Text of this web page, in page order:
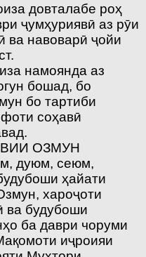
довталабе роҳ
ҷумҳуриявӣ аз рӯи
ва навоварӣ ҷойи
намоянда аз
бошад, бо
бо тартиби
соҳавӣ
ОЗМУН
дуюм, сеюм,
ҳайати
хароҷоти
ва будубоши
ба даври чоруми
иҷроияи